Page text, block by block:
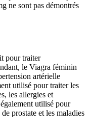
ne sont pas démontrés
pour traiter
le Viagra féminin
artérielle
utilisé pour traiter les
les allergies et
utilisé pour
prostate et les maladies